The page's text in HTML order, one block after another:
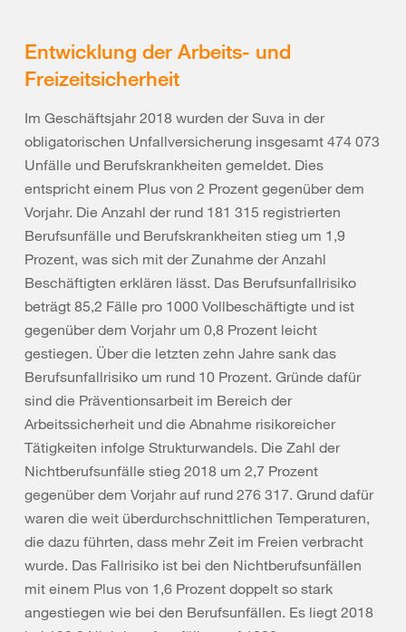
Entwicklung der Arbeits- und
Freizeitsicherheit
Im Geschäftsjahr 2018 wurden der Suva in der
obligatorischen Unfallversicherung insgesamt 474 073
Unfälle und Berufskrankheiten gemeldet. Dies
entspricht einem Plus von 2 Prozent gegenüber dem
Vorjahr. Die Anzahl der rund 181 315 registrierten
Berufsunfälle und Berufskrankheiten stieg um 1,9
Prozent, was sich mit der Zunahme der Anzahl
Beschäftigten erklären lässt. Das Berufsunfallrisiko
beträgt 85,2 Fälle pro 1000 Vollbeschäftigte und ist
gegenüber dem Vorjahr um 0,8 Prozent leicht
gestiegen. Über die letzten zehn Jahre sank das
Berufsunfallrisiko um rund 10 Prozent. Gründe dafür
sind die Präventionsarbeit im Bereich der
Arbeitssicherheit und die Abnahme risikoreicher
Tätigkeiten infolge Strukturwandels. Die Zahl der
Nichtberufsunfälle stieg 2018 um 2,7 Prozent
gegenüber dem Vorjahr auf rund 276 317. Grund dafür
waren die weit überdurchschnittlichen Temperaturen,
die dazu führten, dass mehr Zeit im Freien verbracht
wurde. Das Fallrisiko ist bei den Nichtberufsunfällen
mit einem Plus von 1,6 Prozent doppelt so stark
angestiegen wie bei den Berufsunfällen. Es liegt 2018